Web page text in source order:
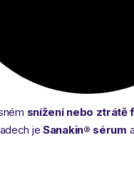
snížení nebo ztrátě
je Sanakin® sérum